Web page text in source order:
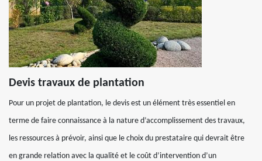
Devis travaux de plantation
Pour un projet de plantation, le devis est un élément très essentiel en
terme de faire connaissance à la nature d’accomplissement des travaux,
les ressources à prévoir, ainsi que le choix du prestataire qui devrait être
en grande relation avec la qualité et le coût d’intervention d’un